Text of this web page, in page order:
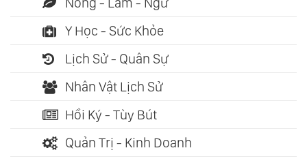
Y Học - Sức Khỏe
Lịch Sử - Quân Sự
Nhân Vật Lịch Sử
Hồi Ký - Tùy Bút
Quản Trị - Kinh Doanh